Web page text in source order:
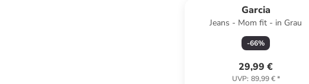
Garcia
Jeans - Mom fit - in Grau
-66%
29,99 €
UVP: 89,99 €*